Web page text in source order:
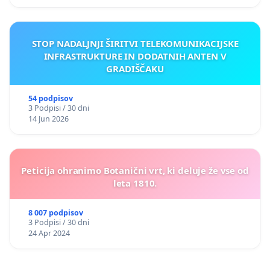
STOP NADALJNJI ŠIRITVI TELEKOMUNIKACIJSKE
INFRASTRUKTURE IN DODATNIH ANTEN V
GRADIŠČAKU
54 podpisov
3 Podpisi / 30 dni
14 Jun 2026
Peticija ohranimo Botanični vrt, ki deluje že vse od
leta 1810.
8 007 podpisov
3 Podpisi / 30 dni
24 Apr 2024